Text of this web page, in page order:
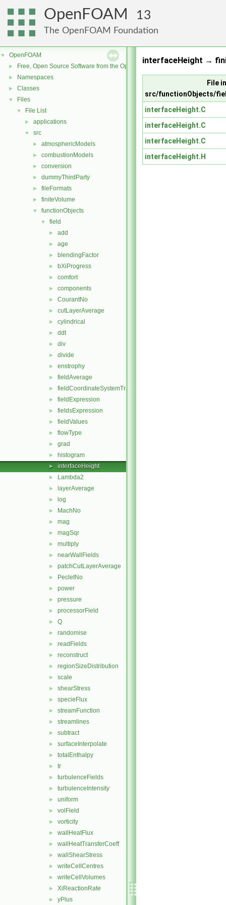
OpenFOAM 13
The OpenFOAM Foundation
▼ OpenFOAM
► Free, Open Source Software from the OpenFOAM Foundation
► Namespaces
► Classes
▼ Files
▼ File List
► applications
▼ src
► atmosphericModels
► combustionModels
► conversion
► dummyThirdParty
► fileFormats
► finiteVolume
▼ functionObjects
▼ field
► add
► age
► blendingFactor
► bXiProgress
► comfort
► components
► CourantNo
► cutLayerAverage
► cylindrical
► ddt
► div
► divide
► enstrophy
► fieldAverage
► fieldCoordinateSystemTransform
► fieldExpression
► fieldsExpression
► fieldValues
► flowType
► grad
► histogram
► interfaceHeight
► Lambda2
► layerAverage
► log
► MachNo
► mag
► magSqr
► multiply
► nearWallFields
► patchCutLayerAverage
► PecletNo
► power
► pressure
► processorField
► Q
► randomise
► readFields
► reconstruct
► regionSizeDistribution
► scale
► shearStress
► specieFlux
► streamFunction
► streamlines
► subtract
► surfaceInterpolate
► totalEnthalpy
► tr
► turbulenceFields
► turbulenceIntensity
► uniform
► volField
► vorticity
► wallHeatFlux
► wallHeatTransferCoeff
► wallShearStress
► writeCellCentres
► writeCellVolumes
► XiReactionRate
► yPlus
interfaceHeight →
File in
src/functionObjects/
interfaceHeight.C
interfaceHeight.C
interfaceHeight.C
interfaceHeight.H